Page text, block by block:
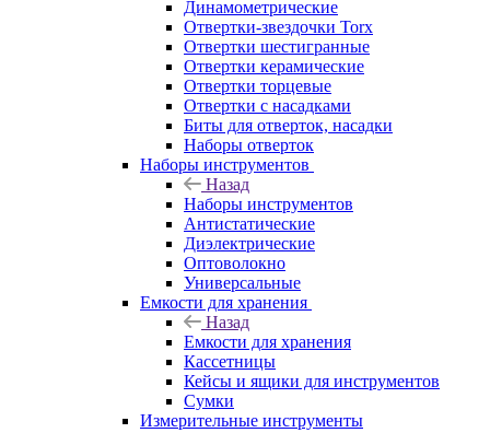
Динамометрические
Отвертки-звездочки Torx
Отвертки шестигранные
Отвертки керамические
Отвертки торцевые
Отвертки с насадками
Биты для отверток, насадки
Наборы отверток
Наборы инструментов
Назад
Наборы инструментов
Антистатические
Диэлектрические
Оптоволокно
Универсальные
Емкости для хранения
Назад
Емкости для хранения
Кассетницы
Кейсы и ящики для инструментов
Сумки
Измерительные инструменты